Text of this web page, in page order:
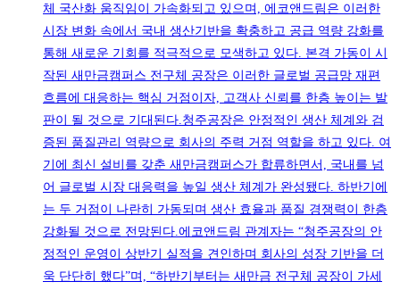
체 국산화 움직임이 가속화되고 있으며, 에코앤드림은 이러한
시장 변화 속에서 국내 생산기반을 확충하고 공급 역량 강화를
통해 새로운 기회를 적극적으로 모색하고 있다. 본격 가동이 시
작된 새만금캠퍼스 전구체 공장은 이러한 글로벌 공급망 재편
흐름에 대응하는 핵심 거점이자, 고객사 신뢰를 한층 높이는 발
판이 될 것으로 기대된다.청주공장은 안정적인 생산 체계와 검
증된 품질관리 역량으로 회사의 주력 거점 역할을 하고 있다. 여
기에 최신 설비를 갖춘 새만금캠퍼스가 합류하면서, 국내를 넘
어 글로벌 시장 대응력을 높일 생산 체계가 완성됐다. 하반기에
는 두 거점이 나란히 가동되며 생산 효율과 품질 경쟁력이 한층
강화될 것으로 전망된다.에코앤드림 관계자는 “청주공장의 안
정적인 운영이 상반기 실적을 견인하며 회사의 성장 기반을 더
욱 단단히 했다”며, “하반기부터는 새만금 전구체 공장이 가세